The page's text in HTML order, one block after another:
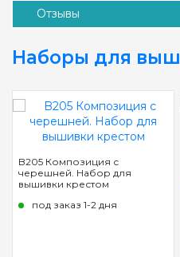
Отзывы
Наборы для
B205 Композиция с
черешней. Набор для
вышивки крестом
под заказ 1-2 дня